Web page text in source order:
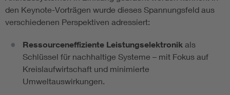
den Keynote-Vorträgen wurde dieses Spannungsfeld aus
verschiedenen Perspektiven adressiert:
Ressourceneffiziente Leistungselektronik als
Schlüssel für nachhaltige Systeme – mit Fokus auf
Kreislaufwirtschaft und minimierte
Umweltauswirkungen.